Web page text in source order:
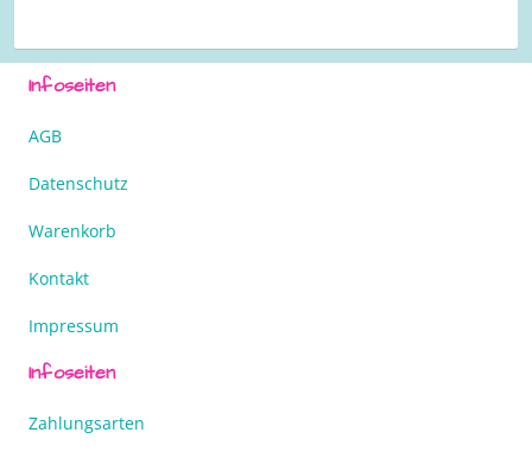
Infoseiten
AGB
Datenschutz
Warenkorb
Kontakt
Impressum
Infoseiten
Zahlungsarten